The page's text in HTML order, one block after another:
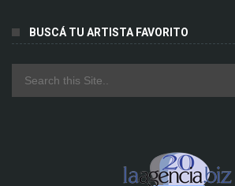
BUSCÁ TU ARTISTA FAVORITO